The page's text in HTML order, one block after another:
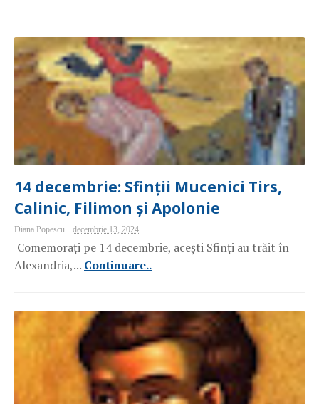
14 decembrie: Sfinții Mucenici Tirs,
Calinic, Filimon și Apolonie
Diana Popescu decembrie 13, 2024
Comemorați pe 14 decembrie, acești Sfinți au trăit în
Alexandria,... Continuare..